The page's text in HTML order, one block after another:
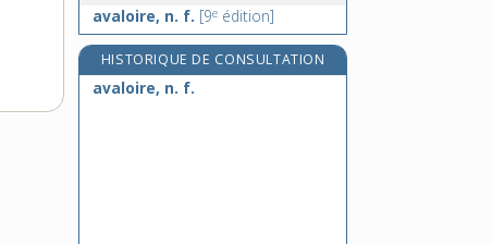
avaloire, n. f. [9e édition]
HISTORIQUE DE CONSULTATION
avaloire, n. f.